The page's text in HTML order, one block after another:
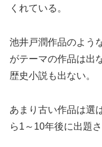
くれている。
池井戸潤作品のよう
がテーマの作品は出
歴史小説も出ない。
あまり古い作品は選
ら1～10年後に出題さ